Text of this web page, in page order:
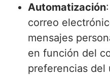
Automatización
correo
mensajes
en función del
preferencias del